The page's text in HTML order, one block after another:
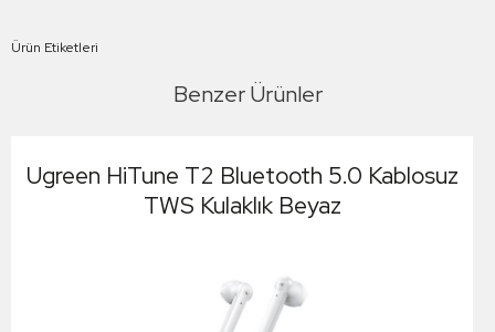
Ürün Etiketleri
Benzer Ürünler
Ugreen HiTune T2 Bluetooth 5.0 Kablosuz
TWS Kulaklık Beyaz